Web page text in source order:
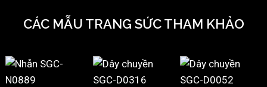
CÁC MẪU TRANG SỨC THAM KHẢO